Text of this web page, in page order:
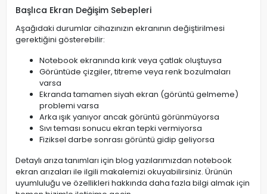
Başlıca Ekran Değişim Sebepleri
Aşağıdaki durumlar cihazınızın ekranının değiştirilmesi
gerektiğini gösterebilir:
Notebook ekranında kırık veya çatlak oluştuysa
Görüntüde çizgiler, titreme veya renk bozulmaları
varsa
Ekranda tamamen siyah ekran (görüntü gelmeme)
problemi varsa
Arka ışık yanıyor ancak görüntü görünmüyorsa
Sıvı teması sonucu ekran tepki vermiyorsa
Fiziksel darbe sonrası görüntü gidip geliyorsa
Detaylı arıza tanımları için blog yazılarımızdan notebook
ekran arızaları ile ilgili makalemizi okuyabilirsiniz. Ürünün
uyumluluğu ve özellikleri hakkında daha fazla bilgi almak için